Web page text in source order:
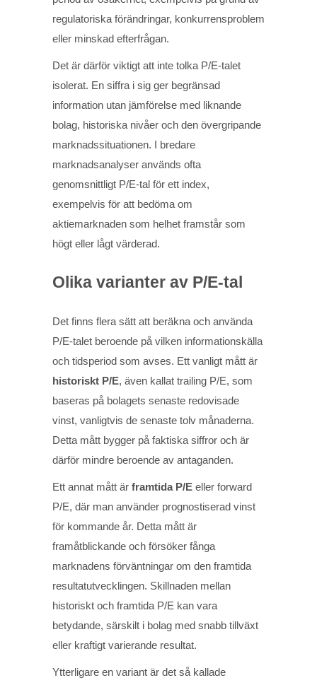
regulatoriska förändringar, konkurrensproblem
eller minskad efterfrågan.
Det är därför viktigt att inte tolka P/E-talet
isolerat. En siffra i sig ger begränsad
information utan jämförelse med liknande
bolag, historiska nivåer och den övergripande
marknadssituationen. I bredare
marknadsanalyser används ofta
genomsnittligt P/E-tal för ett index,
exempelvis för att bedöma om
aktiemarknaden som helhet framstår som
högt eller lågt värderad.
Olika varianter av P/E-tal
Det finns flera sätt att beräkna och använda
P/E-talet beroende på vilken informationskälla
och tidsperiod som avses. Ett vanligt mått är
historiskt P/E, även kallat trailing P/E, som
baseras på bolagets senaste redovisade
vinst, vanligtvis de senaste tolv månaderna.
Detta mått bygger på faktiska siffror och är
därför mindre beroende av antaganden.
Ett annat mått är framtida P/E eller forward
P/E, där man använder prognostiserad vinst
för kommande år. Detta mått är
framåtblickande och försöker fånga
marknadens förväntningar om den framtida
resultatutvecklingen. Skillnaden mellan
historiskt och framtida P/E kan vara
betydande, särskilt i bolag med snabb tillväxt
eller kraftigt varierande resultat.
Ytterligare en variant är det så kallade